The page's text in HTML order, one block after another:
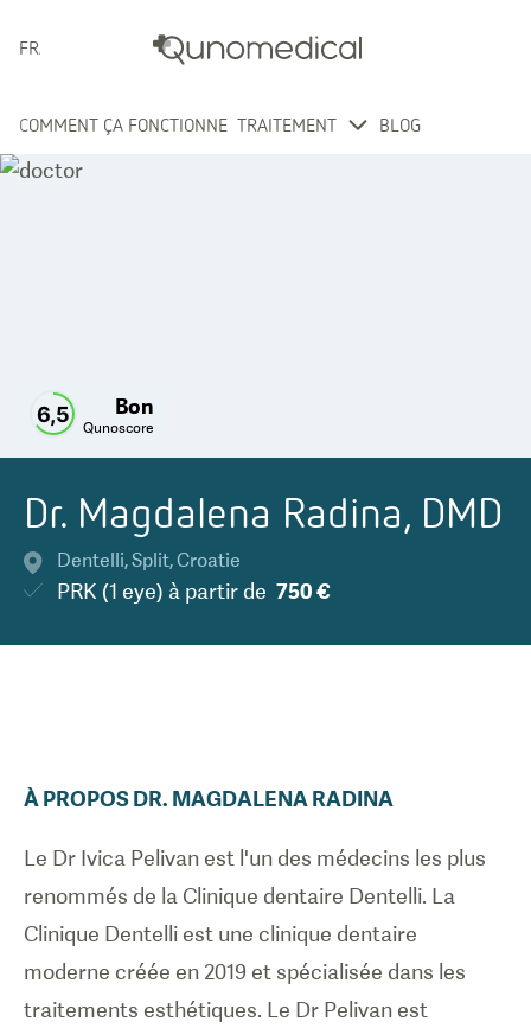
FRANÇAIS
COMMENT ÇA FONCTIONNE TRAITEMENT BLOG
6,5 Bon
Qunoscore
Dr. Magdalena Radina, DMD
Dentelli,Split,Croatie
PRK (1 eye) à partir de 750 €
À PROPOSDR. MAGDALENA RADINA
Le Dr Ivica Pelivan est l'un des médecins les plus
renommés de la Clinique dentaire Dentelli. La
Clinique Dentelli est une clinique dentaire
moderne créée en 2019 et spécialisée dans les
traitements esthétiques. Le Dr Pelivan est